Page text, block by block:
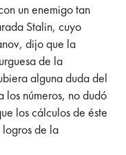
un enemigo tan
Stalin, cuyo
dijo que la
de la
alguna duda del
números, no dudó
los cálculos de éste
logros de la